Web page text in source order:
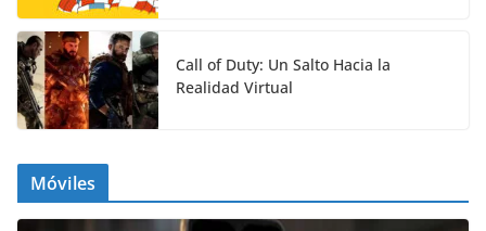
Call of Duty: Un Salto Hacia la
Realidad Virtual
Móviles